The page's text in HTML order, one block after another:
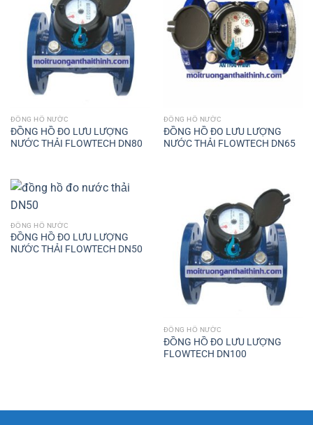
ĐỒNG HỒ NƯỚC
ĐỒNG HỒ ĐO LƯU LƯỢNG
NƯỚC THẢI FLOWTECH DN80
ĐỒNG HỒ NƯỚC
ĐỒNG HỒ ĐO LƯU LƯỢNG
NƯỚC THẢI FLOWTECH DN65
ĐỒNG HỒ NƯỚC
ĐỒNG HỒ ĐO LƯU LƯỢNG
NƯỚC THẢI FLOWTECH DN50
ĐỒNG HỒ NƯỚC
ĐỒNG HỒ ĐO LƯU LƯỢNG
FLOWTECH DN100